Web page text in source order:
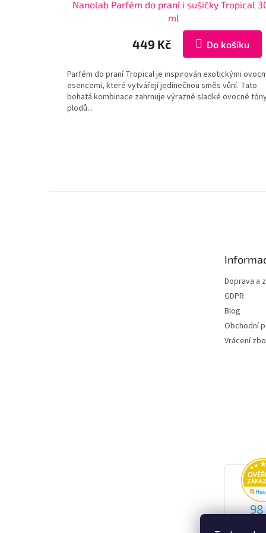
Nanolab Parfém do praní i sušičky Tropical
ml
449 Kč Do košíku
Parfém do praní Tropical je inspirován exotickými
esencemi, které vytvářejí jedinečnou směs vůní. Tato
bohatá kombinace zahrnuje výrazné sladké ovocné
plodů...
Doprava a
GDPR
Blog
Obchodní
Vrácení